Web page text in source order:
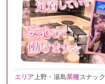
エリア 上野・湯島業種 スナック